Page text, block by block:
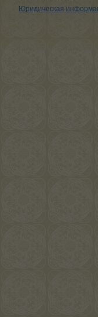
Юридическая